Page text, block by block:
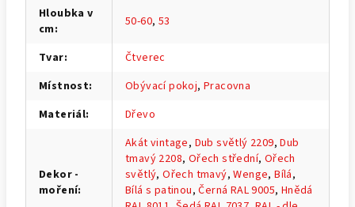
Hloubka v
cm: 50-60, 53
Tvar:
Čtverec
Místnost: Obývací pokoj,Pracovna
Materiál: Dřevo
Dekor -
moření:
Akát vintage, Dub světlý 2209,Dub
tmavý 2208, Ořech střední, Ořech
světlý,Ořech tmavý,Wenge,Bílá,
Bílá s patinou,Černá RAL 9005, Hnědá